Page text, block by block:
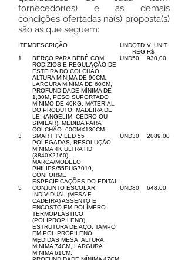
fornecedor(es) e as demais
condições ofertadas na(s) proposta(s)
são as que seguem:
ITEMDESCRIÇÃO UNDQTD.
REG.
V. UNIT
R$
1
BERÇO PARA BEBÊ COM
RODIZIOS E REGULAÇÃO DE
ESTEIRA DO COLCHÃO,
ALTURA MÍNIMA DE 90CM,
LARGURA MÍNIMA DE 60CM,
PROFUNDIDADE MÍNIMA DE
1,30M, PESO SUPORTADO
MÍNIMO DE 40KG. MATERIAL
DO PRODUTO: MADEIRA DE
LEI (ANGELIM, CEDRO OU
SIMILAR). MEDIDA PARA
COLCHÃO: 60CMX130CM.
UND50 930,00
3
SMART TV LED 55
POLEGADAS, RESOLUÇÃO
MÍNIMA 4K ULTRA HD
(3840X2160),
MARCA/MODELO
PHILIPS/55PUG7019,
CONFORME
ESPECIFICAÇÕES DO EDITAL.
UND30 2089,00
5
CONJUNTO ESCOLAR
INDIVIDUAL (MESA E
CADEIRA) ASSENTO E
ENCOSTO EM POLÍMERO
TERMOPLÁSTICO
(POLIPROPILENO),
ESTRUTURA DE AÇO, TAMPO
EM POLIPROPILENO.
MEDIDAS MESA: ALTURA
MÍNIMA 74CM, LARGURA
MÍNIMA 61CM,
UND80 648,00